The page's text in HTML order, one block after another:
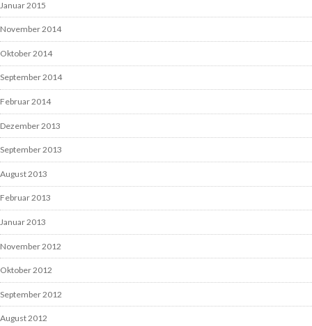
Januar 2015
November 2014
Oktober 2014
September 2014
Februar 2014
Dezember 2013
September 2013
August 2013
Februar 2013
Januar 2013
November 2012
Oktober 2012
September 2012
August 2012